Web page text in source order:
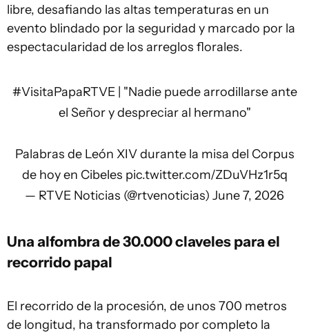
libre, desafiando las altas temperaturas en un
evento blindado por la seguridad y marcado por la
espectacularidad de los arreglos florales.
#VisitaPapaRTVE| "Nadie puede arrodillarse ante
el Señor y despreciar al hermano"
Palabras de León XIV durante la misa del Corpus
de hoy en Cibeles pic.twitter.com/ZDuVHz1r5q
— RTVE Noticias (@rtvenoticias) June 7, 2026
Una alfombra de 30.000 claveles para el
recorrido papal
El recorrido de la procesión, de unos 700 metros
de longitud, ha transformado por completo la